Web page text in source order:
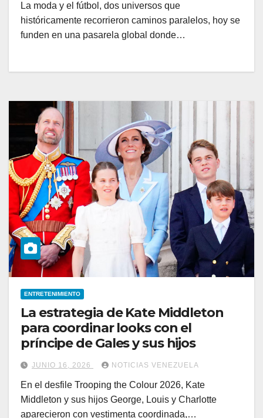
La moda y el fútbol, dos universos que
históricamente recorrieron caminos paralelos, hoy se
funden en una pasarela global donde…
ENTRETENIMIENTO
La estrategia de Kate Middleton
para coordinar looks con el
príncipe de Gales y sus hijos
JUNIO 16, 2026 NOTICIAS VENEZUELA
En el desfile Trooping the Colour 2026, Kate
Middleton y sus hijos George, Louis y Charlotte
aparecieron con vestimenta coordinada,…